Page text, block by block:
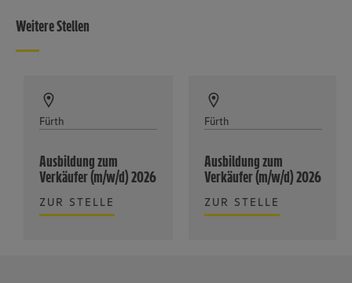
Weitere Stellen
Fürth
Ausbildung zum
Verkäufer (m/w/d) 2026
ZUR STELLE
Fürth
Ausbildung zum
Verkäufer (m/w/d) 2026
ZUR STELLE